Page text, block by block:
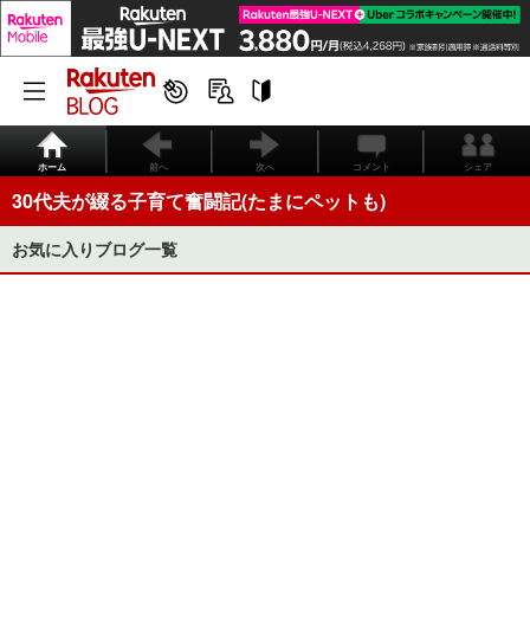
ホーム 前へ 次へ コメント シェア
30代夫が綴る子育て奮闘記(たまにペットも)
お気に入りブログ一覧